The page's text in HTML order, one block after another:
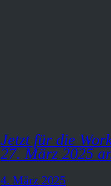
Jetzt für die
27. März 2025
4. März 2025